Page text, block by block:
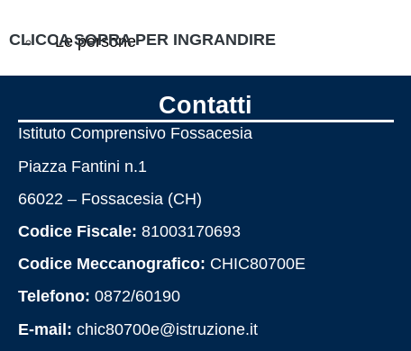
Le persone
I numeri della scuola
Le carte della scuola
Organizzazione
Panoramica
CLICCA SOPRA PER INGRANDIRE
Contatti
Istituto Comprensivo Fossacesia
Piazza Fantini n.1
66022 – Fossacesia (CH)
Codice Fiscale: 81003170693
Codice Meccanografico: CHIC80700E
Telefono: 0872/60190
E-mail: chic80700e@istruzione.it